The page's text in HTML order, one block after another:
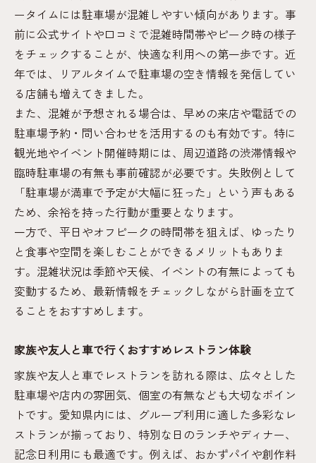
ータイムには駐車場が混雑しやすい傾向があります。事
前に公式サイトや口コミで混雑時間帯やピーク時の様子
をチェックすることが、快適な利用への第一歩です。近
年では、リアルタイムで駐車場の空き情報を発信してい
る店舗も増えてきました。
また、混雑が予想される場合は、早めの来店や電話での
駐車場予約・問い合わせを活用するのも有効です。特に
観光地やイベント開催時期には、周辺道路の渋滞情報や
臨時駐車場の有無も事前確認が必要です。失敗例として
「駐車場が満車で予定が大幅に狂った」という声もある
ため、余裕を持った行動が重要となります。
一方で、平日やオフピークの時間帯を狙えば、ゆったり
と食事や空間を楽しむことができるメリットもありま
す。混雑状況は季節や天候、イベントの有無によっても
変動するため、最新情報をチェックしながら計画を立て
ることをおすすめします。
家族や友人と車で行くおすすめレストラン体験
家族や友人と車でレストランを訪れる際は、広々とした
駐車場や店内の雰囲気、個室の有無なども大切なポイン
トです。愛知県内には、グループ利用に適した多彩なレ
ストランが揃っており、特別な日のランチやディナー、
記念日利用にも最適です。例えば、おかずパイや創作料